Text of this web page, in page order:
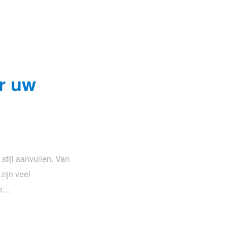
uw
aanvullen. Van
veel